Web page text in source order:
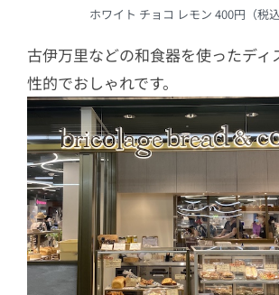
ホワイト チョコ レモン 400円（税
古伊万里などの和食器を使ったディ
性的でおしゃれです。